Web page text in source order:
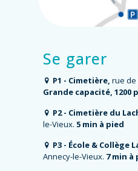
Se garer
P1 - Cimetière,rue de
Grande capacité, 1200
P2 - Cimetière du
le-Vieux. 5 min à pied
P3 - École & Collège
Annecy-le-Vieux. 7 min à